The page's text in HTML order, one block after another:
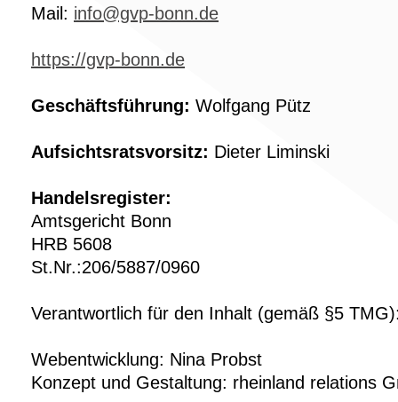
Mail: info@gvp-bonn.de
https://gvp-bonn.de
Geschäftsführung: Wolfgang Pütz
Aufsichtsratsvorsitz: Dieter Liminski
Handelsregister:
Amtsgericht Bonn
HRB 5608
St.Nr.:206/5887/0960
Verantwortlich für den Inhalt (gemäß §5
Webentwicklung: Nina Probst
Konzept und Gestaltung: rheinland relations